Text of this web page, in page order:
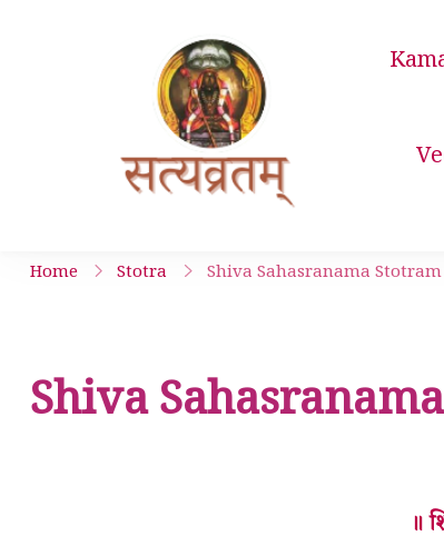
Home Stotra Shiva Sahasranama Stotram
Shiva
॥